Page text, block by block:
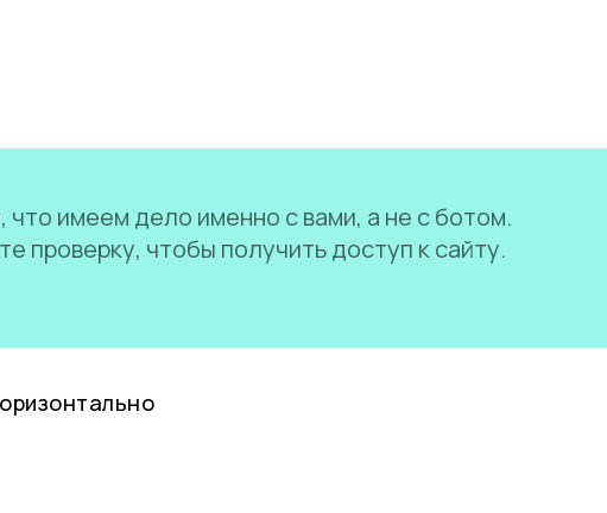
имеем дело именно с вами, а не с ботом.
проверку, чтобы получить доступ к сайту.